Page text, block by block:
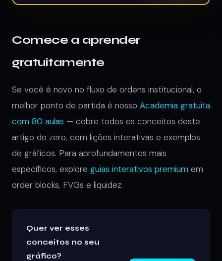
Comece a aprender
gratuitamente
Se você é novo no fluxo de ordens institucional, o
melhor ponto de partida é nosso Academia gratuita
com 80 aulas — cobre todos os conceitos deste
artigo do zero, com lições interativas e exemplos
de gráficos. Para aprofundamentos mais
específicos, explore guias interativos premium em
order blocks, FVGs e liquidez.
Quer ver esses
conceitos no seu
gráfico?